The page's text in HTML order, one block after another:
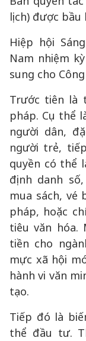
lịch) được bầu
Hiệp hội
Nam nhiệm
sung cho
Trước tiên là
pháp. Cụ thể
người dân,
người trẻ,
quyền có thể
định danh
mua sách, vé
pháp, hoặc
tiêu văn hóa.
tiền cho
mực xã hội
hành vi văn
tạo.
Tiếp đó là
thể đầu tư.